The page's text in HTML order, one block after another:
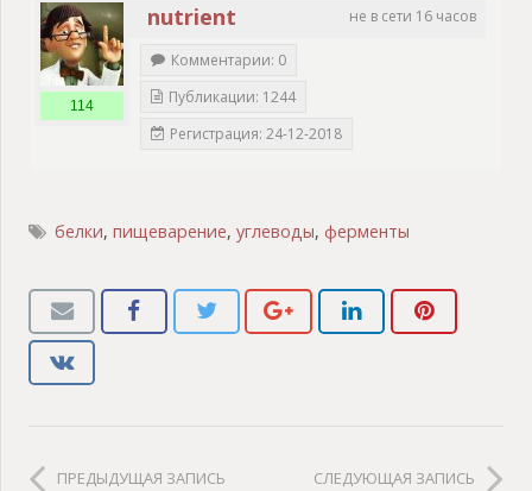
не в сети 16 часов
nutrient
114
Комментарии: 0
Публикации: 1244
Регистрация: 24-12-2018
белки,пищеварение,углеводы,ферменты
ПРЕДЫДУЩАЯ ЗАПИСЬ СЛЕДУЮЩАЯ ЗАПИСЬ